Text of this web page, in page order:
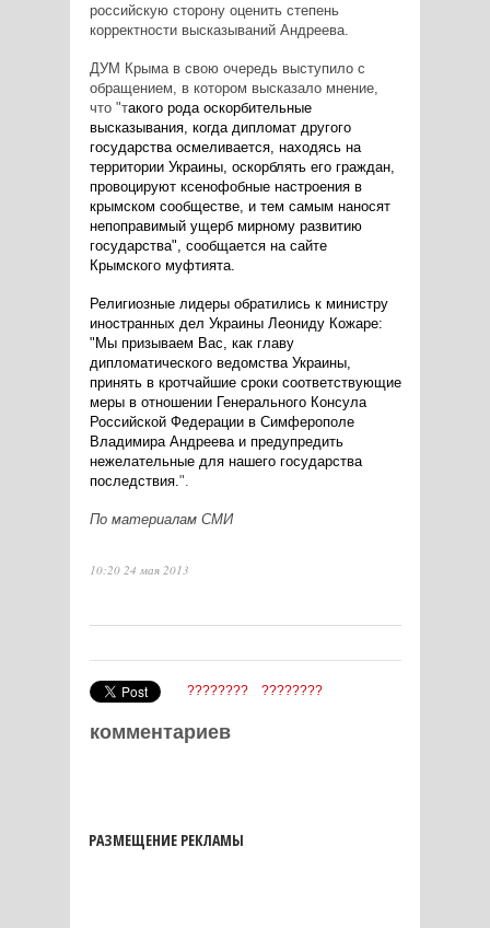
российскую сторону оценить степень
корректности высказываний Андреева.
ДУМ Крыма в свою очередь выступило с
обращением, в котором высказало мнение,
что "такого рода оскорбительные
высказывания, когда дипломат другого
государства осмеливается, находясь на
территории Украины, оскорблять его граждан,
провоцируют ксенофобные настроения в
крымском сообществе, и тем самым наносят
непоправимый ущерб мирному развитию
государства", сообщается на сайте
Крымского муфтията.
Религиозные лидеры обратились к министру
иностранных дел Украины Леониду Кожаре:
"Мы призываем Вас, как главу
дипломатического ведомства Украины,
принять в кротчайшие сроки соответствующие
меры в отношении Генерального Консула
Российской Федерации в Симферополе
Владимира Андреева и предупредить
нежелательные для нашего государства
последствия. ".
По материалам СМИ
10:20 24 мая 2013
???????? ????????
комментариев
РАЗМЕЩЕНИЕ РЕКЛАМЫ